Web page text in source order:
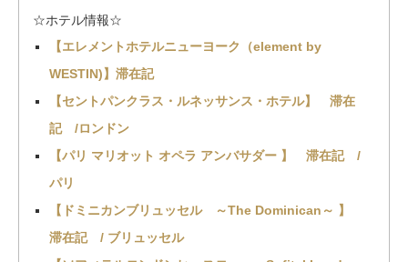
☆ホテル情報☆
【エレメントホテルニューヨーク（element by
WESTIN)】滞在記
【セントパンクラス・ルネッサンス・ホテル】 滞在
記 /ロンドン
【パリ マリオット オペラ アンバサダー 】 滞在記 /
パリ
【ドミニカンブリュッセル ～The Dominican～ 】
滞在記 / ブリュッセル